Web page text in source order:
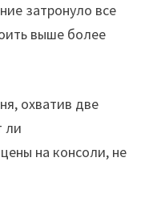
затронуло все
выше более
охватив две
ли
на консоли, не